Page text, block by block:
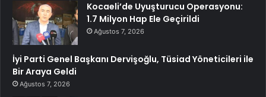
Kocaeli’de Uyuşturucu Operasyonu:
1.7 Milyon Hap Ele Geçirildi
Ağustos 7, 2026
İyi Parti Genel Başkanı Dervişoğlu, Tüsiad Yöneticileri ile
Bir Araya Geldi
Ağustos 7, 2026